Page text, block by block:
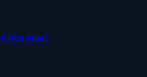
bên mua?